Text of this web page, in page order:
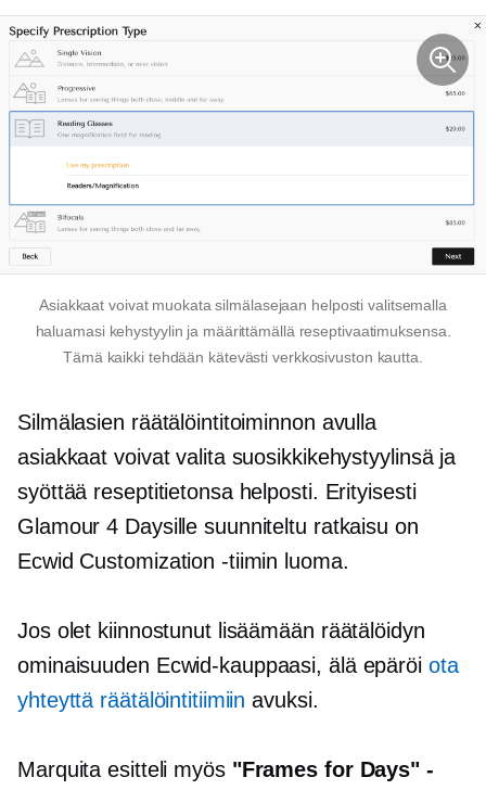
Asiakkaat voivat muokata silmälasejaan helposti valitsemalla
haluamasi kehystyylin ja määrittämällä reseptivaatimuksensa.
Tämä kaikki tehdään kätevästi verkkosivuston kautta.
Silmälasien räätälöintitoiminnon avulla
asiakkaat voivat valita suosikkikehystyylinsä ja
syöttää reseptitietonsa helposti. Erityisesti
Glamour 4 Daysille suunniteltu ratkaisu on
Ecwid Customization -tiimin luoma.
Jos olet kiinnostunut lisäämään räätälöidyn
ominaisuuden Ecwid-kauppaasi, älä epäröi ota
yhteyttä räätälöintitiimiin avuksi.
Marquita esitteli myös "Frames for Days" -